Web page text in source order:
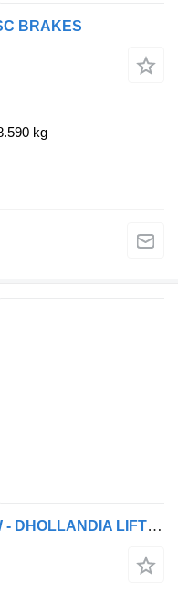
BRAKES
kg
Van Hool 2B2001 2 AXLE - BPW - DHOLLANDIA LIFT 2000 KG